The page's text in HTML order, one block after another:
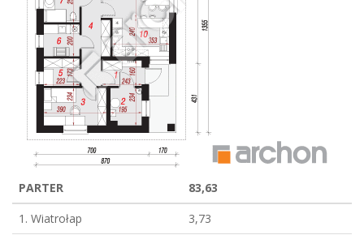
PARTER
83,63
1. Wiatrołap
3,73